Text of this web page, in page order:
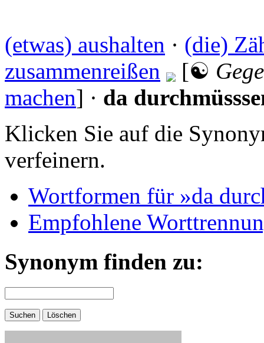
(etwas) aushalten · (die)
zusammenreißen
[☯
machen] · da
Klicken Sie auf die
verfeinern.
Wortformen für »da
Empfohlene
Synonym finden zu: